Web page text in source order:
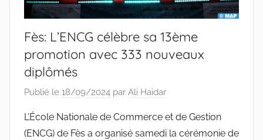
Fès: L’ENCG célèbre sa 13ème
promotion avec 333 nouveaux
diplômés
Publié le 18/09/2024 par Ali Haidar
L’École Nationale de Commerce et de Gestion
(ENCG) de Fès a organisé samedi la cérémonie de